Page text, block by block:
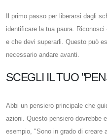
Il primo passo per liberarsi dagli
identificare la tua paura.
e che devi superarli. Questo può
necessario andare avanti.
SCEGLI IL TUO
Abbi un pensiero principale che
azioni. Questo pensiero dovrebbe
esempio, "Sono in grado di creare